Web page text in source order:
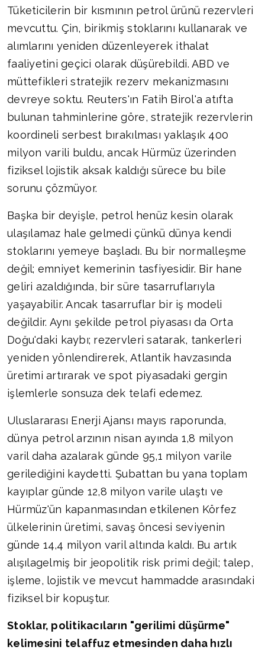
Tüketicilerin bir kısmının petrol ürünü rezervleri
mevcuttu. Çin, birikmiş stoklarını kullanarak ve
alımlarını yeniden düzenleyerek ithalat
faaliyetini geçici olarak düşürebildi. ABD ve
müttefikleri stratejik rezerv mekanizmasını
devreye soktu. Reuters'ın Fatih Birol'a atıfta
bulunan tahminlerine göre, stratejik rezervlerin
koordineli serbest bırakılması yaklaşık 400
milyon varili buldu, ancak Hürmüz üzerinden
fiziksel lojistik aksak kaldığı sürece bu bile
sorunu çözmüyor.
Başka bir deyişle, petrol henüz kesin olarak
ulaşılamaz hale gelmedi çünkü dünya kendi
stoklarını yemeye başladı. Bu bir normalleşme
değil; emniyet kemerinin tasfiyesidir. Bir hane
geliri azaldığında, bir süre tasarruflarıyla
yaşayabilir. Ancak tasarruflar bir iş modeli
değildir. Aynı şekilde petrol piyasası da Orta
Doğu'daki kaybı; rezervleri satarak, tankerleri
yeniden yönlendirerek, Atlantik havzasında
üretimi artırarak ve spot piyasadaki gergin
işlemlerle sonsuza dek telafi edemez.
Uluslararası Enerji Ajansı mayıs raporunda,
dünya petrol arzının nisan ayında 1,8 milyon
varil daha azalarak günde 95,1 milyon varile
gerilediğini kaydetti. Şubattan bu yana toplam
kayıplar günde 12,8 milyon varile ulaştı ve
Hürmüz'ün kapanmasından etkilenen Körfez
ülkelerinin üretimi, savaş öncesi seviyenin
günde 14,4 milyon varil altında kaldı. Bu artık
alışılagelmiş bir jeopolitik risk primi değil; talep,
işleme, lojistik ve mevcut hammadde arasındaki
fiziksel bir kopuştur.
Stoklar, politikacıların "gerilimi düşürme"
kelimesini telaffuz etmesinden daha hızlı